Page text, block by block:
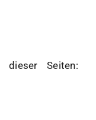
Seiten: